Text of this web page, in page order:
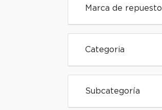
Marca de repuesto
Categoria
Subcategoría